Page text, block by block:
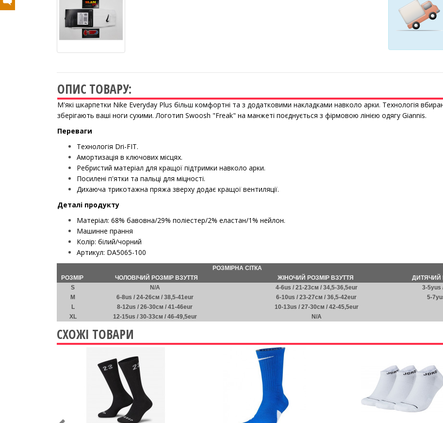
ОПИС ТОВАРУ:
М'які шкарпетки Nike Everyday Plus більш комфортні та з додатковими накладками навколо арки. Технологія
зберігають ваші ноги сухими. Логотип Swoosh "Freak" на манжеті поєднується з фірмовою лінією одягу Giannis.
Переваги
Технологія Dri-FIT.
Амортизація в ключових місцях.
Ребристий матеріал для кращої підтримки навколо арки.
Посилені п'ятки та пальці для міцності.
Дихаюча трикотажна пряжа зверху додає кращої вентиляції.
Деталі продукту
Матеріал: 68% бавовна/29% поліестер/2% еластан/1% нейлон.
Машинне прання
Колір: білий/чорний
Артикул: DA5065-100
РОЗМІРНА СІТКА
РОЗМІР
ЧОЛОВІЧИЙ РОЗМІР ВЗУТТЯ ЖІНОЧИЙ РОЗМІР ВЗУТТЯ
ДИТЯЧИЙ
S
N/A 4-6us / 21-23см / 34,5-36,5eur
3-5yus
M
6-8us / 24-26см / 38,5-41eur 6-10us / 23-27см / 36,5-42eur
5-
L
8-12us / 26-30см / 41-46eur 10-13us / 27-30см / 42-45,5eur
XL
12-15us / 30-33см / 46-49,5eur N/A
СХОЖІ ТОВАРИ